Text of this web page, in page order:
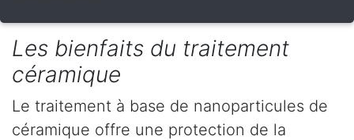
Les bienfaits du traitement
céramique
Le traitement à base de nanoparticules de
céramique offre une protection de la